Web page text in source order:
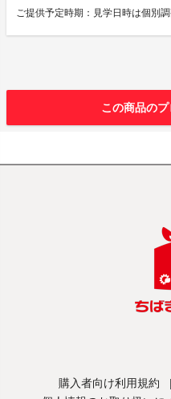
ご提供予定時期：見学日時は個別
この商品の
購入者向け利用規約 |